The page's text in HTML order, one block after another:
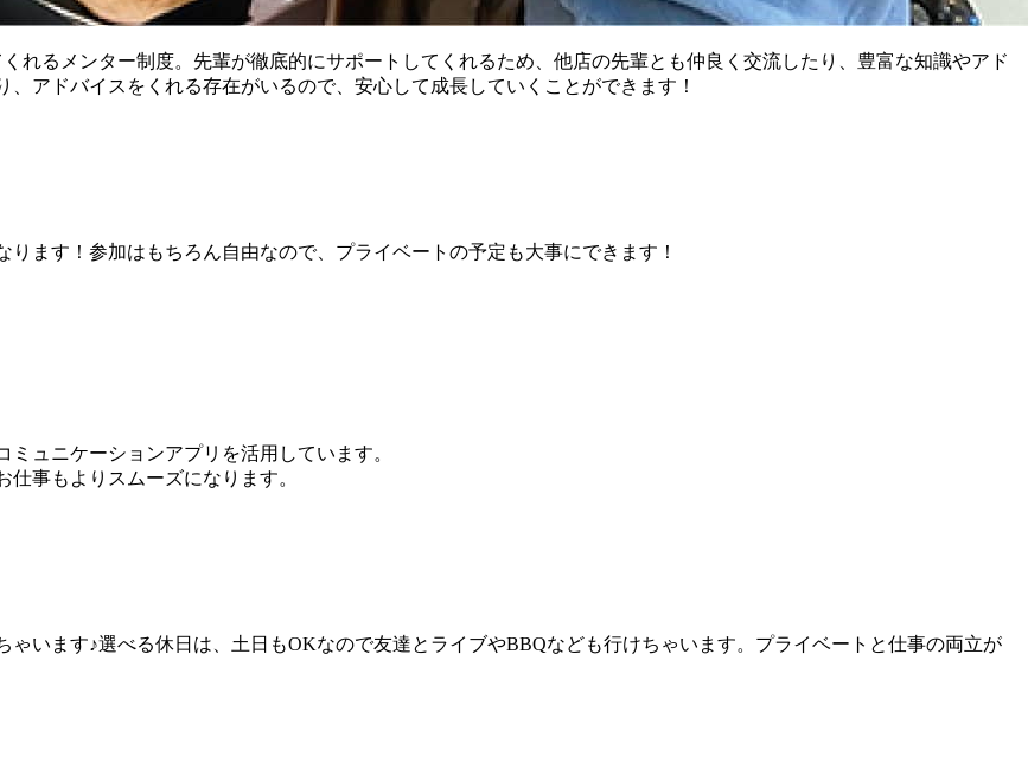
れるメンター制度。先輩が徹底的にサポートしてくれるため、他店の先輩とも仲良く交流したり、豊富な知識やアド
アドバイスをくれる存在がいるので、安心して成長していくことができます！
ます！参加はもちろん自由なので、プライベートの予定も大事にできます！
ュニケーションアプリを活用しています。
事もよりスムーズになります。
います♪選べる休日は、土日もOKなので友達とライブやBBQなども行けちゃいます。プライベートと仕事の両立が